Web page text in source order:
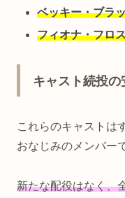
ベッキー・ブラ
フィオナ・フロ
キャスト続投の
これらのキャストは
おなじみのメンバー
新たな配役はなく、